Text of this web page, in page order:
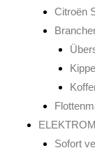
Citroën
Sofort